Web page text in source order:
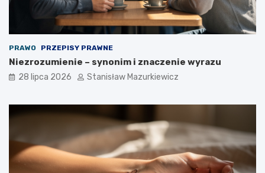
PRAWO PRZEPISY PRAWNE
Niezrozumienie – synonim i znaczenie wyrazu
28 lipca 2026 Stanisław Mazurkiewicz